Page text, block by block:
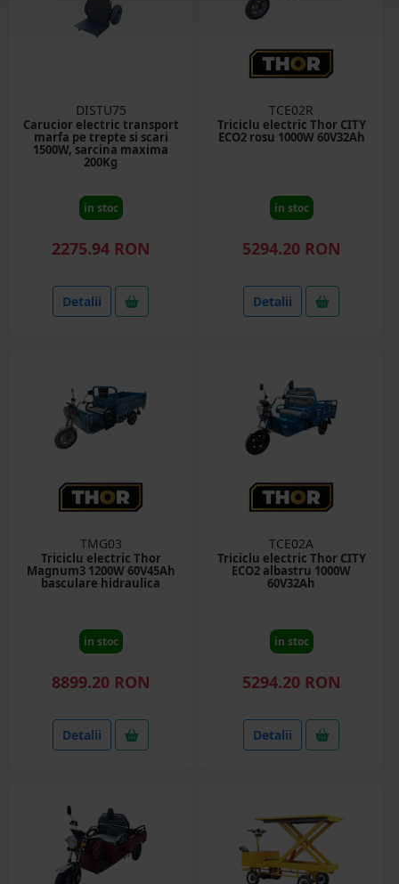
DISTU75
Carucior electric transport
marfa pe trepte si scari
1500W, sarcina maxima
200Kg
in stoc
2275.94 RON
Detalii
TCE02R
Triciclu electric Thor CITY
ECO2 rosu 1000W 60V32Ah
in stoc
5294.20 RON
Detalii
TMG03
Triciclu electric Thor
Magnum3 1200W 60V45Ah
basculare hidraulica
in stoc
8899.20 RON
Detalii
TCE02A
Triciclu electric Thor CITY
ECO2 albastru 1000W
60V32Ah
in stoc
5294.20 RON
Detalii